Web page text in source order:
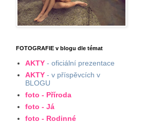
FOTOGRAFIE v blogu dle témat
AKTY - oficiální prezentace
AKTY - v příspěvcích v
BLOGU
foto - Příroda
foto - Já
foto - Rodinné